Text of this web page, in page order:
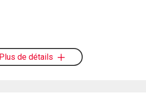
Plus de détails